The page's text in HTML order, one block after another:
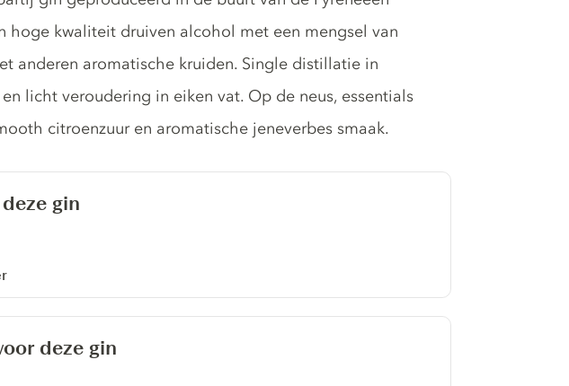
hoge kwaliteit druiven alcohol met een mengsel van
anderen aromatische kruiden. Single distillatie in
licht veroudering in eiken vat. Op de neus, essentials
citroenzuur en aromatische jeneverbes smaak.
gin
deze gin